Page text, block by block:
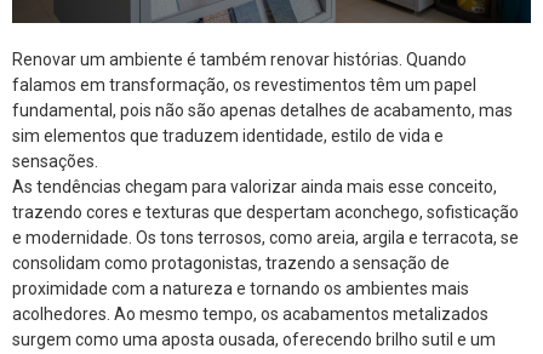
Renovar um ambiente é também renovar histórias. Quando
falamos em transformação, os revestimentos têm um papel
fundamental, pois não são apenas detalhes de acabamento, mas
sim elementos que traduzem identidade, estilo de vida e
sensações.
As tendências chegam para valorizar ainda mais esse conceito,
trazendo cores e texturas que despertam aconchego, sofisticação
e modernidade. Os tons terrosos, como areia, argila e terracota, se
consolidam como protagonistas, trazendo a sensação de
proximidade com a natureza e tornando os ambientes mais
acolhedores. Ao mesmo tempo, os acabamentos metalizados
surgem como uma aposta ousada, oferecendo brilho sutil e um